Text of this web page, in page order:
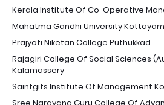
Kerala Institute Of Co-Operative
Mahatma Gandhi University Kottayam
Prajyoti Niketan College Puthukkad
Rajagiri College Of Social Sciences
Kalamassery
Saintgits Institute Of Management